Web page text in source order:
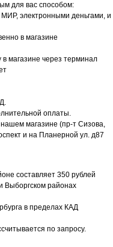
для вас способом:
электронными деньгами, и
в магазине
в магазине через терминал
оплаты.
магазине (пр-т Сизова,
и на Планерной ул. д87
составляет 350 рублей
Выборгском районах
в пределах КАД
по запросу.